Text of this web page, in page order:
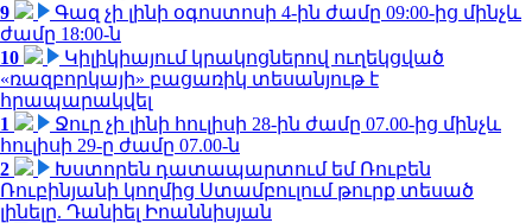
9
Գազ չի լինի օգոստոսի 4-ին ժամը 09:00-ից մինչև
ժամը 18:00-ն
10
Կիլիկիայում կրակոցներով ուղեկցված
«ռազբորկայի» բացառիկ տեսանյութ է
հրապարակվել
1
Ջուր չի լինի հուլիսի 28-ին ժամը 07.00-ից մինչև
հուլիսի 29-ը ժամը 07.00-ն
2
Խստորեն դատապարտում եմ Ռուբեն
Ռուբինյանի կողմից Ստամբուլում թուրք տեսած
լինելը. Դանիել Իոաննիսյան